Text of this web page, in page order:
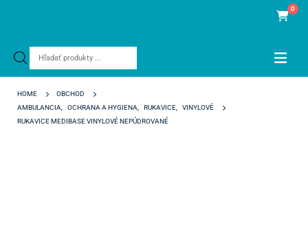
Products
0
HOME
OBCHOD
AMBULANCIA
OCHRANA A HYGIENA RUKAVICE
VINYLOVÉ
RUKAVICE MEDIBASE VINYLOVÉ NEPÚDROVANÉ